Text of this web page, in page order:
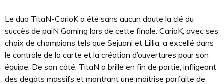
Le duo TitaN-CarioK a été sans aucun doute la clé du
succès de paiN Gaming lors de cette finale. CarioK, avec ses
choix de champions tels que Sejuani et Lillia, a excellé dans
le contrôle de la carte et la création d’ouvertures pour son
équipe. De son côté, TitaN a brillé en fin de partie, infligeant
des dégâts massifs et montrant une maîtrise parfaite de